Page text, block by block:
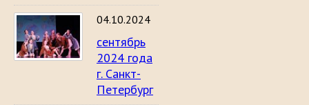
04.10.2024
сентябрь
2024 года
г. Санкт-
Петербург